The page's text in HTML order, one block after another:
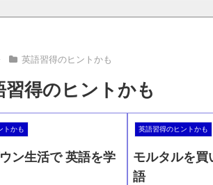
英語習得のヒントかも
習得のヒントかも
トかも
ン生活で 英語を学
英語習得のヒントかも
モルタルを買
語